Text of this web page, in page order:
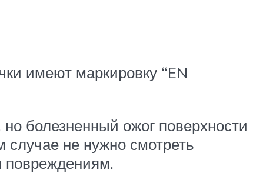
имеют маркировку “EN
болезненный ожог поверхности
случае не нужно смотреть
повреждениям.